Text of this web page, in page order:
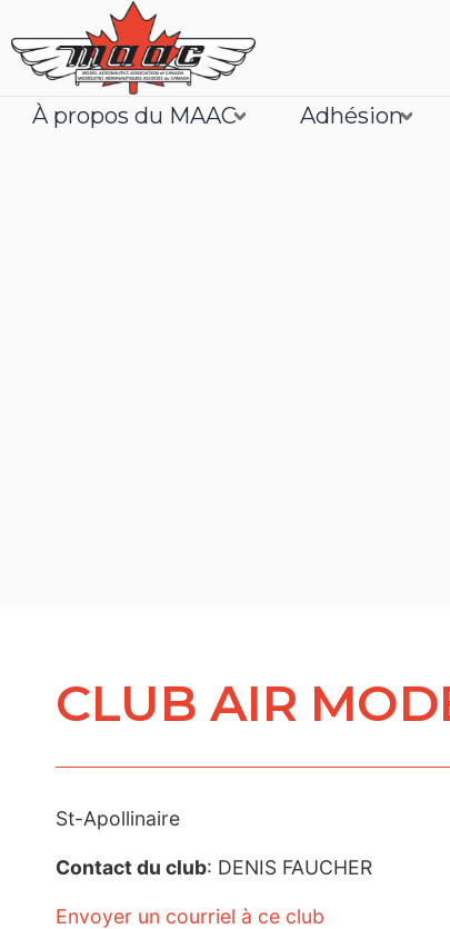
À propos du MAAC Adhésion
CLUB AIR
St-Apollinaire
Contact du club: DENIS FAUCHER
Envoyer un courriel à ce club